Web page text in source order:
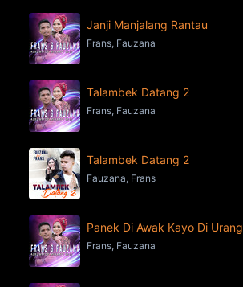
Janji Manjalang Rantau
Frans, Fauzana
Talambek Datang 2
Frans, Fauzana
Talambek Datang 2
Fauzana, Frans
Panek Di Awak Kayo Di Urang
Frans, Fauzana